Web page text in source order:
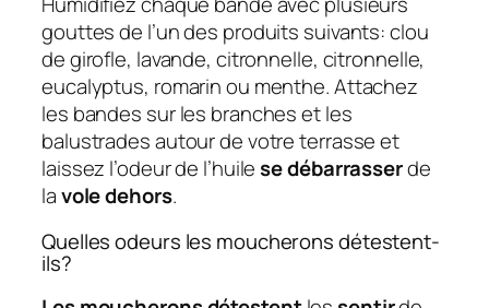
gouttes de l’un des produits suivants: clou
de girofle, lavande, citronnelle, citronnelle,
eucalyptus, romarin ou menthe. Attachez
les bandes sur les branches et les
balustrades autour de votre terrasse et
laissez l’odeur de l’huilese débarrasserde
lavole dehors.
Quelles odeurs les moucherons détestent-
ils?